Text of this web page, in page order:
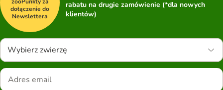
dołączenie do
Newslettera
rabatu na drugie zamówienie (*dla nowych
klientów)
Wybierz zwierzę